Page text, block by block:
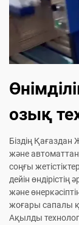
озық
Біздің
және
соңғы
дейін өндірістің
және
жоғары сапалы
Ақылды